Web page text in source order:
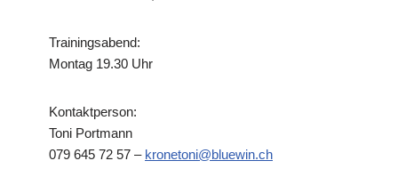
Trainingsabend:
Montag 19.30 Uhr
Kontaktperson:
Toni Portmann
079 645 72 57 – kronetoni@bluewin.ch